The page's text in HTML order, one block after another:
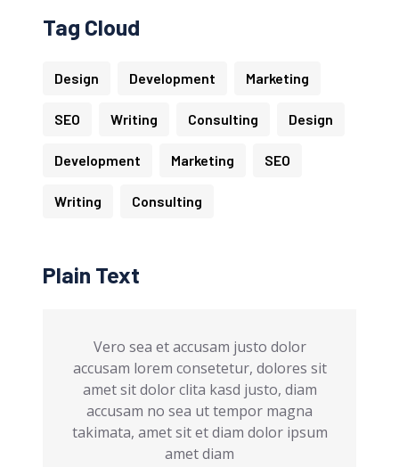
Tag Cloud
Design Development Marketing
SEO Writing Consulting Design
Development Marketing SEO
Writing Consulting
Plain Text
Vero sea et accusam justo dolor
accusam lorem consetetur, dolores sit
amet sit dolor clita kasd justo, diam
accusam no sea ut tempor magna
takimata, amet sit et diam dolor ipsum
amet diam